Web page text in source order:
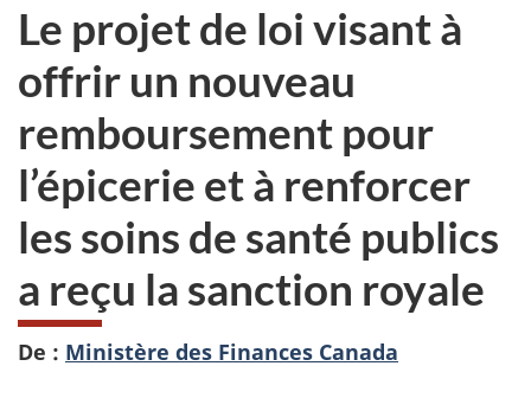
Le projet de loi visant à
offrir un nouveau
remboursement pour
l’épicerie et à renforcer
les soins de santé publics
a reçu la sanction royale
De : Ministère des Finances Canada